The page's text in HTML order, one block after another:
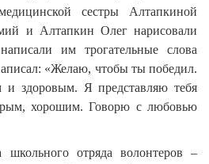
сестры Алтапкиной
и Алтапкин Олег нарисовали
им трогательные слова
«Желаю, чтобы ты победил.
здоровым. Я представляю тебя
хорошим. Говорю с любовью
школьного отряда волонтеров –